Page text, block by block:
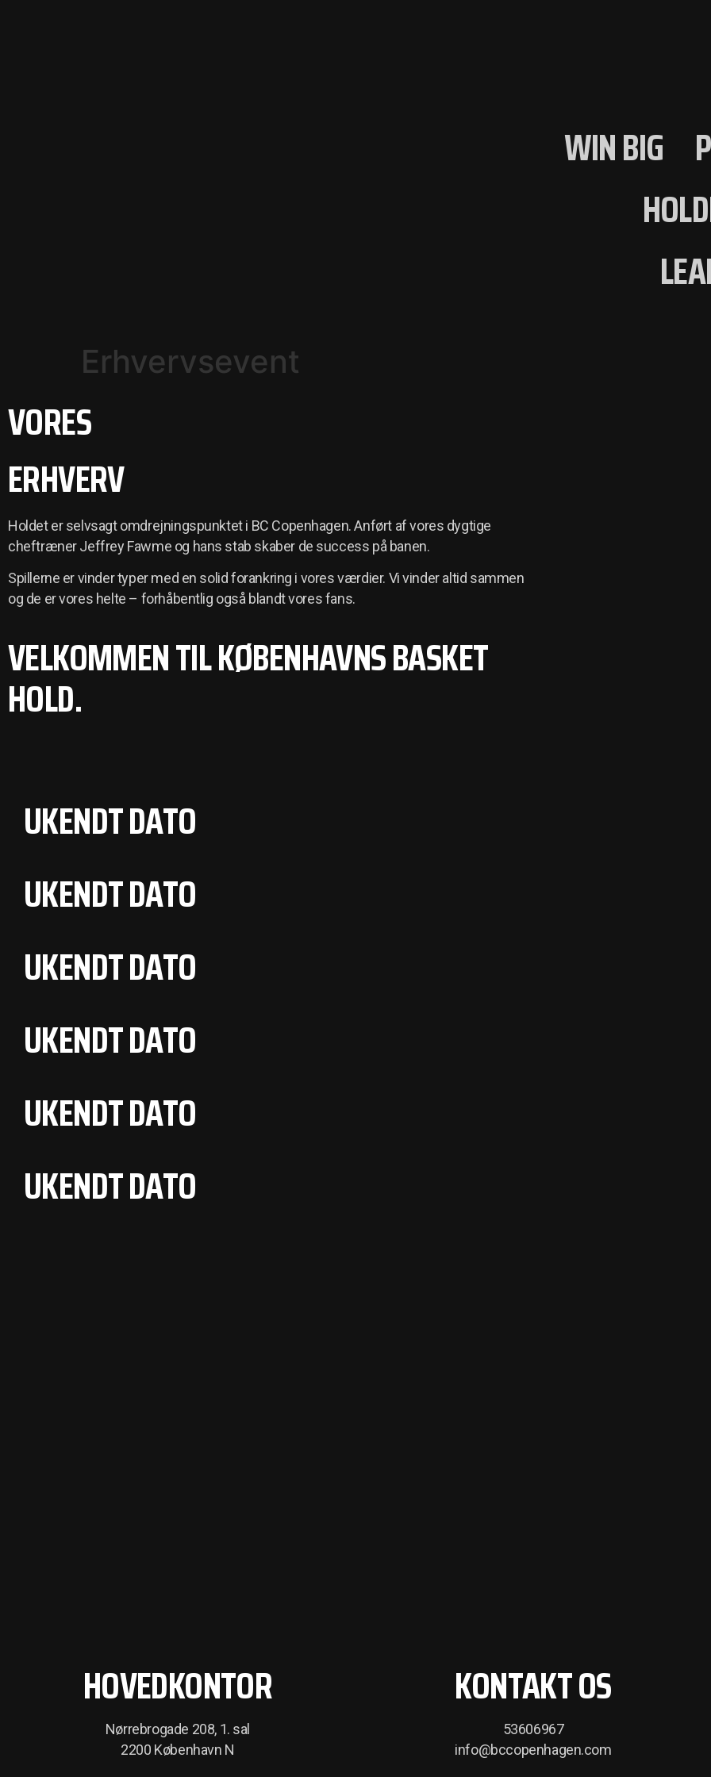
WIN BIG
Erhvervsevent
VORES
ERHVERV
Holdet er selvsagt omdrejningspunktet i BC Copenhagen. Anført af vores dygtige
cheftræner Jeffrey Fawme og hans stab skaber de success på banen.
Spillerne er vinder typer med en solid forankring i vores værdier. Vi vinder altid sammen
og de er vores helte – forhåbentlig også blandt vores fans.
VELKOMMEN TIL KØBENHAVNS BASKET
HOLD.
UKENDT DATO
UKENDT DATO
UKENDT DATO
UKENDT DATO
UKENDT DATO
UKENDT DATO
HOVEDKONTOR
Nørrebrogade 208, 1. sal
2200 København N
KONTAKT OS
53606967
info@bccopenhagen.com